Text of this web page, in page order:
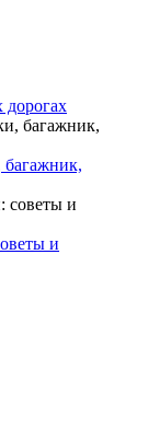
дорогах
багажник,
и